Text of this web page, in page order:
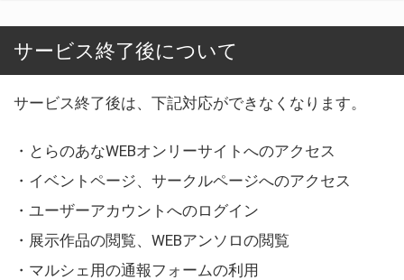
サービス終了後について
サービス終了後は、下記対応ができなくなります。
・とらのあなWEBオンリーサイトへのアクセス
・イベントページ、サークルページへのアクセス
・ユーザーアカウントへのログイン
・展示作品の閲覧、WEBアンソロの閲覧
・マルシェ用の通報フォームの利用